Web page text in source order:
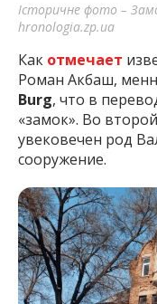
Історичне фото –
hronologia.zp.ua
Как отмечает
Роман Акбаш,
Burg, что в
«замок». Во
увековечен род
сооружение.